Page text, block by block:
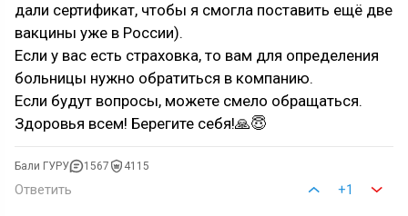
дали сертификат, чтобы я смогла поставить ещё две
вакцины уже в России).
Если у вас есть страховка, то вам для определения
больницы нужно обратиться в компанию.
Если будут вопросы, можете смело обращаться.
Здоровья всем! Берегите себя!🙏😇
Бали ГУРУ 1567 4115
Ответить +1